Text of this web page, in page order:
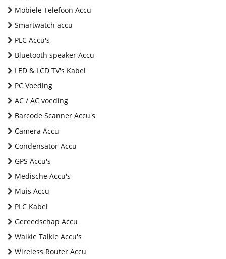
Mobiele Telefoon Accu
Smartwatch accu
PLC Accu's
Bluetooth speaker Accu
LED & LCD TV's Kabel
PC Voeding
AC / AC voeding
Barcode Scanner Accu's
Camera Accu
Condensator-Accu
GPS Accu's
Medische Accu's
Muis Accu
PLC Kabel
Gereedschap Accu
Walkie Talkie Accu's
Wireless Router Accu